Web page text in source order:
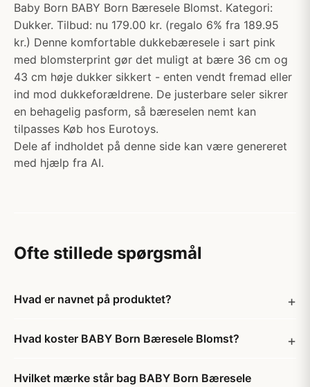
Baby Born BABY Born Bæresele Blomst. Kategori:
Dukker. Tilbud: nu 179.00 kr. (regalo 6% fra 189.95
kr.) Denne komfortable dukkebæresele i sart pink
med blomsterprint gør det muligt at bære 36 cm og
43 cm høje dukker sikkert - enten vendt fremad eller
ind mod dukkeforældrene. De justerbare seler sikrer
en behagelig pasform, så bæreselen nemt kan
tilpasses Køb hos Eurotoys.
Dele af indholdet på denne side kan være genereret
med hjælp fra AI.
Ofte stillede spørgsmål
Hvad er navnet på produktet?
Hvad koster BABY Born Bæresele Blomst?
Hvilket mærke står bag BABY Born Bæresele